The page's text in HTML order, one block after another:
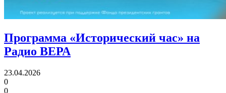
Программа «Исторический час» на
Радио ВЕРА
23.04.2026
0
0